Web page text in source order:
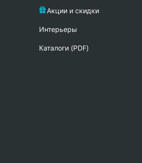
Акции и скидки
Интерьеры
Каталоги (PDF)